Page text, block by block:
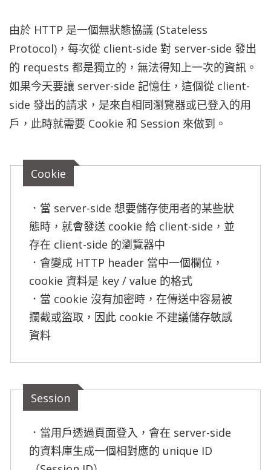
由於 HTTP 是一個無狀態協議 (Stateless
Protocol)，每次從 client-side 對 server-side 發出
的 requests 都是獨立的，無法得知上一次的資訊。
如果今天要讓 server-side 記憶住，這個從 client-
side 發出的請求，是來自相同瀏覽器或已登入的用
戶，此時就需要 Cookie 和 Session 來做到。
Cookie
．當 server-side 想要儲存使用者的某些狀
態時，就會發送 cookie 給 client-side，並
存在 client-side 的瀏覽器中
．會變成 HTTP header 當中一個欄位，
cookie 資料是 key / value 的格式
．當 cookie 沒有加密時，在傳送中容易被
攔截或盜取，因此 cookie 不建議儲存敏感
資料
Session
．當用戶透過頁面登入，會在 server-side
的資料庫生成一個相對應的 unique ID